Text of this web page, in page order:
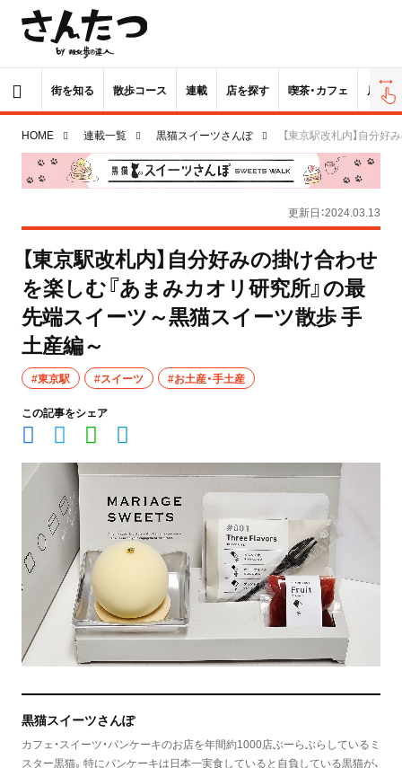
街を知る 散歩コース 連載 店を探す 喫茶・カフェ 居酒屋
HOME 連載一覧 黒猫スイーツさんぽ 【東京駅改札内】自分
更新日：2024.03.13
【東京駅改札内】自分好みの掛け合わせ
を楽しむ『あまみカオリ研究所』の最
先端スイーツ～黒猫スイーツ散歩 手
土産編～
#東京駅 #スイーツ #お土産・手土産
この記事をシェア
黒猫スイーツさんぽ
カフェ・スイーツ・パンケーキのお店を年間約1000店ぶーらぶらしているミ
スター黒猫。特にパンケーキは日本一実食していると自負している黒猫が、